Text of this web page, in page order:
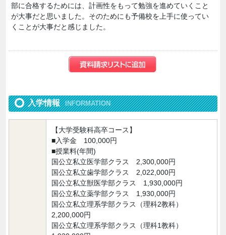
部に合格するためには、計画性をもって勉強を進めていくこと
が大事だと思いました。そのためにも予備校を上手に使ってい
くことが大事だと感じました。
入学情報 INFORMATION
【大学受験科高卒コース】
■入学金 100,000円
■授業料(年間)
国公立私立医学部クラス 2,300,000円
国公立私立歯学部クラス 2,022,000円
国公立私立獣医学部クラス 1,930,000円
国公立私立薬学部クラス 1,930,000円
国公立私立理系学部クラス（理科2教科）
2,200,000円
国公立私立理系学部クラス（理科1教科）